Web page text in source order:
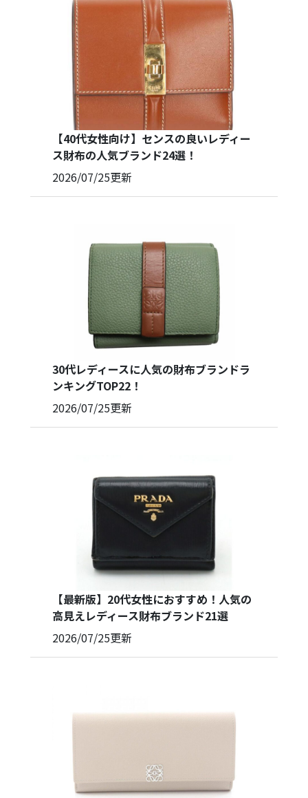
【40代女性向け】センスの良いレディー
ス財布の人気ブランド24選！
2026/07/25更新
30代レディースに人気の財布ブランドラ
ンキングTOP22！
2026/07/25更新
【最新版】20代女性におすすめ！人気の
高見えレディース財布ブランド21選
2026/07/25更新